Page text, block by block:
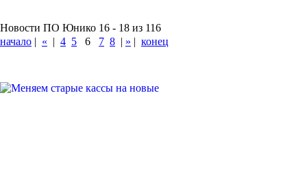
Новости ПО Юнико 16 - 18 из 116
начало | « | 4 5 6 7 8 | » | конец